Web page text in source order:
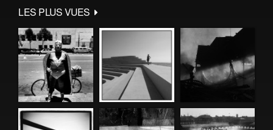
LES PLUS VUES